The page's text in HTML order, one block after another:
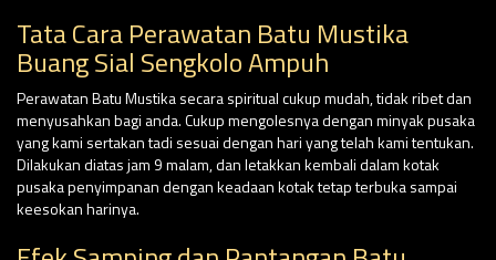
Tata Cara Perawatan Batu Mustika
Buang Sial Sengkolo Ampuh
Perawatan Batu Mustika secara spiritual cukup mudah, tidak ribet dan
menyusahkan bagi anda. Cukup mengolesnya dengan minyak pusaka
yang kami sertakan tadi sesuai dengan hari yang telah kami tentukan.
Dilakukan diatas jam 9 malam, dan letakkan kembali dalam kotak
pusaka penyimpanan dengan keadaan kotak tetap terbuka sampai
keesokan harinya.